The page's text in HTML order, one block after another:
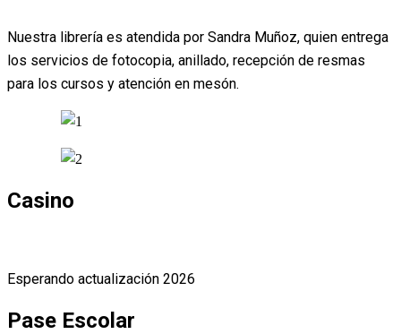
Nuestra librería es atendida por Sandra Muñoz, quien entrega
los servicios de fotocopia, anillado, recepción de resmas
para los cursos y atención en mesón.
Casino
Esperando actualización 2026
Pase Escolar